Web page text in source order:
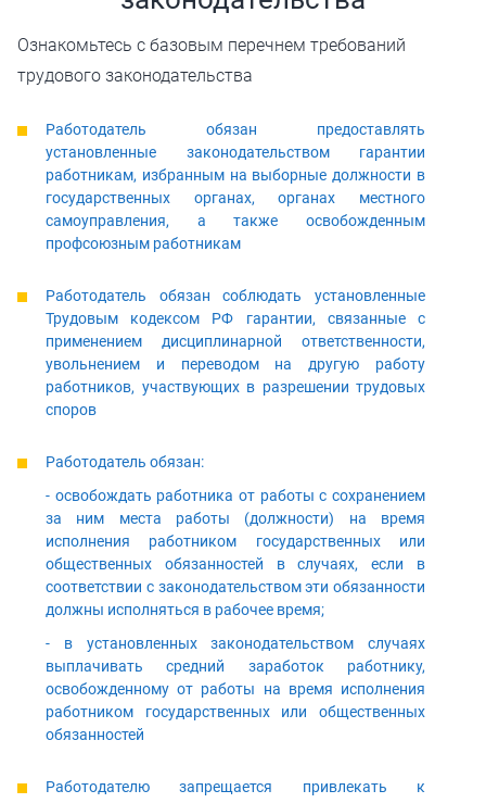
Ознакомьтесь с базовым перечнем требований
трудового законодательства
Работодатель обязан предоставлять
установленные законодательством гарантии
работникам, избранным на выборные должности в
государственных органах, органах местного
самоуправления, а также освобожденным
профсоюзным работникам
Работодатель обязан соблюдать установленные
Трудовым кодексом РФ гарантии, связанные с
применением дисциплинарной ответственности,
увольнением и переводом на другую работу
работников, участвующих в разрешении трудовых
споров
Работодатель обязан:
- освобождать работника от работы с сохранением
за ним места работы (должности) на время
исполнения работником государственных или
общественных обязанностей в случаях, если в
соответствии с законодательством эти обязанности
должны исполняться в рабочее время;
- в установленных законодательством случаях
выплачивать средний заработок работнику,
освобожденному от работы на время исполнения
работником государственных или общественных
обязанностей
Работодателю запрещается привлекать к